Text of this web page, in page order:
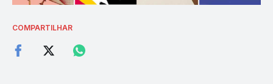
COMPARTILHAR